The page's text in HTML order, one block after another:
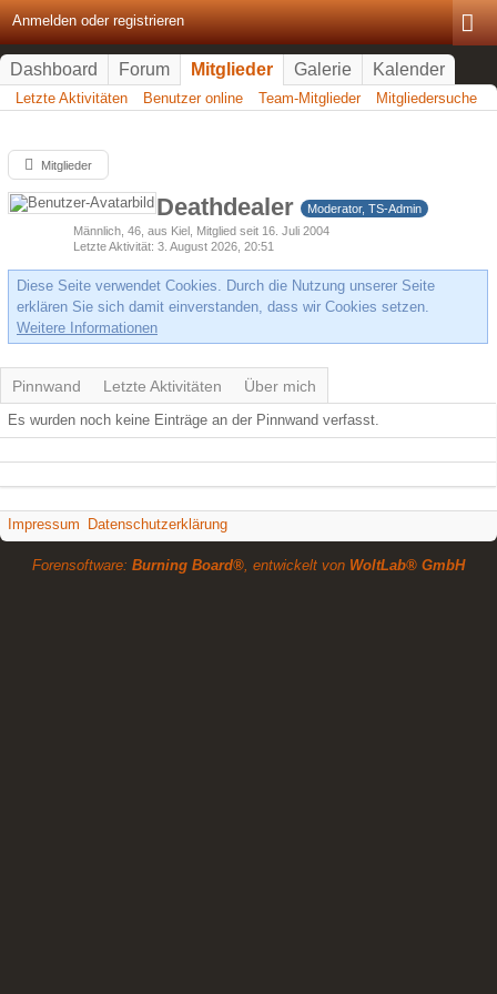
Anmelden oder registrieren
Dashboard Forum Mitglieder Galerie Kalender
Letzte Aktivitäten Benutzer online Team-Mitglieder Mitgliedersuche
Mitglieder
Deathdealer
Moderator, TS-Admin
Männlich 46 aus Kiel Mitglied seit 16. Juli 2004
Letzte Aktivität 3. August 2026, 20:51
Diese Seite verwendet Cookies. Durch die Nutzung unserer Seite
erklären Sie sich damit einverstanden, dass wir Cookies setzen.
Weitere Informationen
Pinnwand Letzte Aktivitäten Über mich
Es wurden noch keine Einträge an der Pinnwand verfasst.
Impressum Datenschutzerklärung
Forensoftware: Burning Board®, entwickelt von WoltLab® GmbH